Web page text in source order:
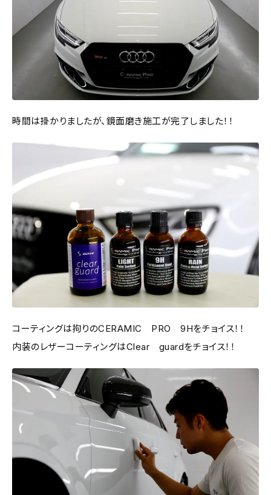
時間は掛かりましたが、鏡面磨き施工が完了しました！！
コーティングは拘りのCERAMIC PRO 9Hをチョイス！！
内装のレザーコーティングはClear guardをチョイス！！